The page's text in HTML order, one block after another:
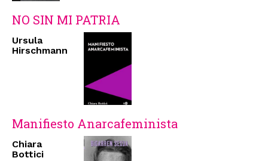
NO SIN MI PATRIA
Ursula
Hirschmann
Manifiesto Anarcafeminista
Chiara
Bottici